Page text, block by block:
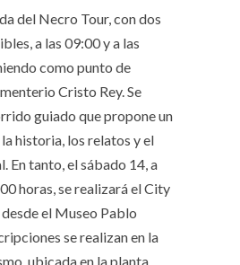
del Necro Tour, con dos
a las 09:00 y a las
como punto de
Cristo Rey. Se
guiado que propone un
historia, los relatos y el
En tanto, el sábado 14, a
horas, se realizará el City
el Museo Pablo
se realizan en la
ubicada en la planta